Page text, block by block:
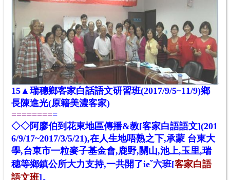
15▲瑞穗鄉客家白話語文研習班(2017/9/5~11/9)鄉
長陳進光(原籍美濃客家)
=========
◇◇阿廖伯到花東地區傳播&教[客家白語語文](201
6/9/17~2017/3/5/21),在人生地唔熟之下,承蒙 台東大
學,台東市一粒麥子基金會,鹿野,關山,池上,玉里,瑞
穗等鄉鎮公所大力支持,一共開了ieˇ六班[客家白語
語文班]。